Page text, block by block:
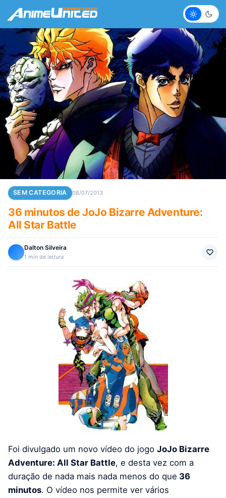
Claro
SEM CATEGORIA 08/07/2013
36 minutos de JoJo Bizarre Adventure:
All Star Battle
Dalton Silveira
1 min de leitura
Foi divulgado um novo vídeo do jogo JoJo Bizarre
Adventure: All Star Battle, e desta vez com a
duração de nada mais nada menos do que 36
minutos. O vídeo nos permite ver vários